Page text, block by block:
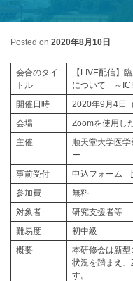
Posted on 2020年8月10日
会合のタイ
トル
【LIVE配信】
について ～
開催日時
2020年9月4日
会場
Zoomを使用し
主催
順天堂大学医
ー
事前受付
申込フォーム
参加費
無料
対象者
研究支援者等
難易度
初中級
概要
本研修会は新
状況を踏まえ
す。